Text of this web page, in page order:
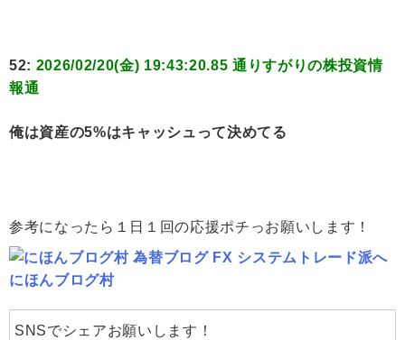
52: 2026/02/20(金) 19:43:20.85 通りすがりの株投資情
報通
俺は資産の5%はキャッシュって決めてる
参考になったら１日１回の応援ポチっお願いします！
にほんブログ村
SNSでシェアお願いします！